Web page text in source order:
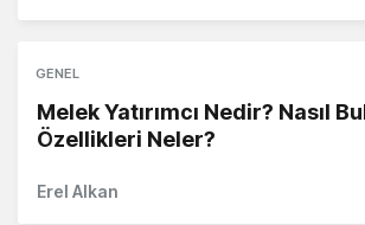
GENEL
Melek Yatırımcı Nedir? Nasıl
Özellikleri Neler?
Erel Alkan